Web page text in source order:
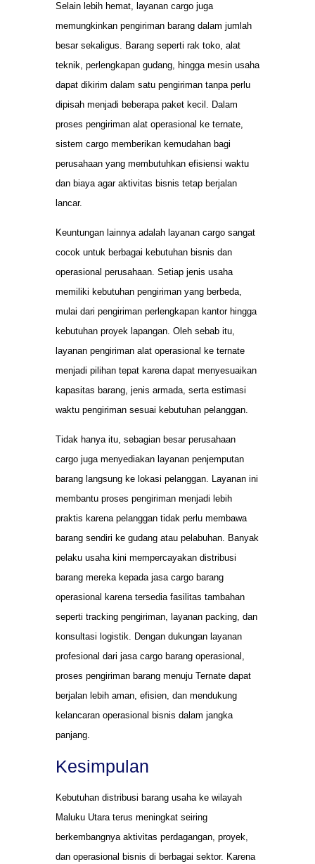
Selain lebih hemat, layanan cargo juga
memungkinkan pengiriman barang dalam jumlah
besar sekaligus. Barang seperti rak toko, alat
teknik, perlengkapan gudang, hingga mesin usaha
dapat dikirim dalam satu pengiriman tanpa perlu
dipisah menjadi beberapa paket kecil. Dalam
proses pengiriman alat operasional ke ternate,
sistem cargo memberikan kemudahan bagi
perusahaan yang membutuhkan efisiensi waktu
dan biaya agar aktivitas bisnis tetap berjalan
lancar.
Keuntungan lainnya adalah layanan cargo sangat
cocok untuk berbagai kebutuhan bisnis dan
operasional perusahaan. Setiap jenis usaha
memiliki kebutuhan pengiriman yang berbeda,
mulai dari pengiriman perlengkapan kantor hingga
kebutuhan proyek lapangan. Oleh sebab itu,
layanan pengiriman alat operasional ke ternate
menjadi pilihan tepat karena dapat menyesuaikan
kapasitas barang, jenis armada, serta estimasi
waktu pengiriman sesuai kebutuhan pelanggan.
Tidak hanya itu, sebagian besar perusahaan
cargo juga menyediakan layanan penjemputan
barang langsung ke lokasi pelanggan. Layanan ini
membantu proses pengiriman menjadi lebih
praktis karena pelanggan tidak perlu membawa
barang sendiri ke gudang atau pelabuhan. Banyak
pelaku usaha kini mempercayakan distribusi
barang mereka kepada jasa cargo barang
operasional karena tersedia fasilitas tambahan
seperti tracking pengiriman, layanan packing, dan
konsultasi logistik. Dengan dukungan layanan
profesional dari jasa cargo barang operasional,
proses pengiriman barang menuju Ternate dapat
berjalan lebih aman, efisien, dan mendukung
kelancaran operasional bisnis dalam jangka
panjang.
Kesimpulan
Kebutuhan distribusi barang usaha ke wilayah
Maluku Utara terus meningkat seiring
berkembangnya aktivitas perdagangan, proyek,
dan operasional bisnis di berbagai sektor. Karena